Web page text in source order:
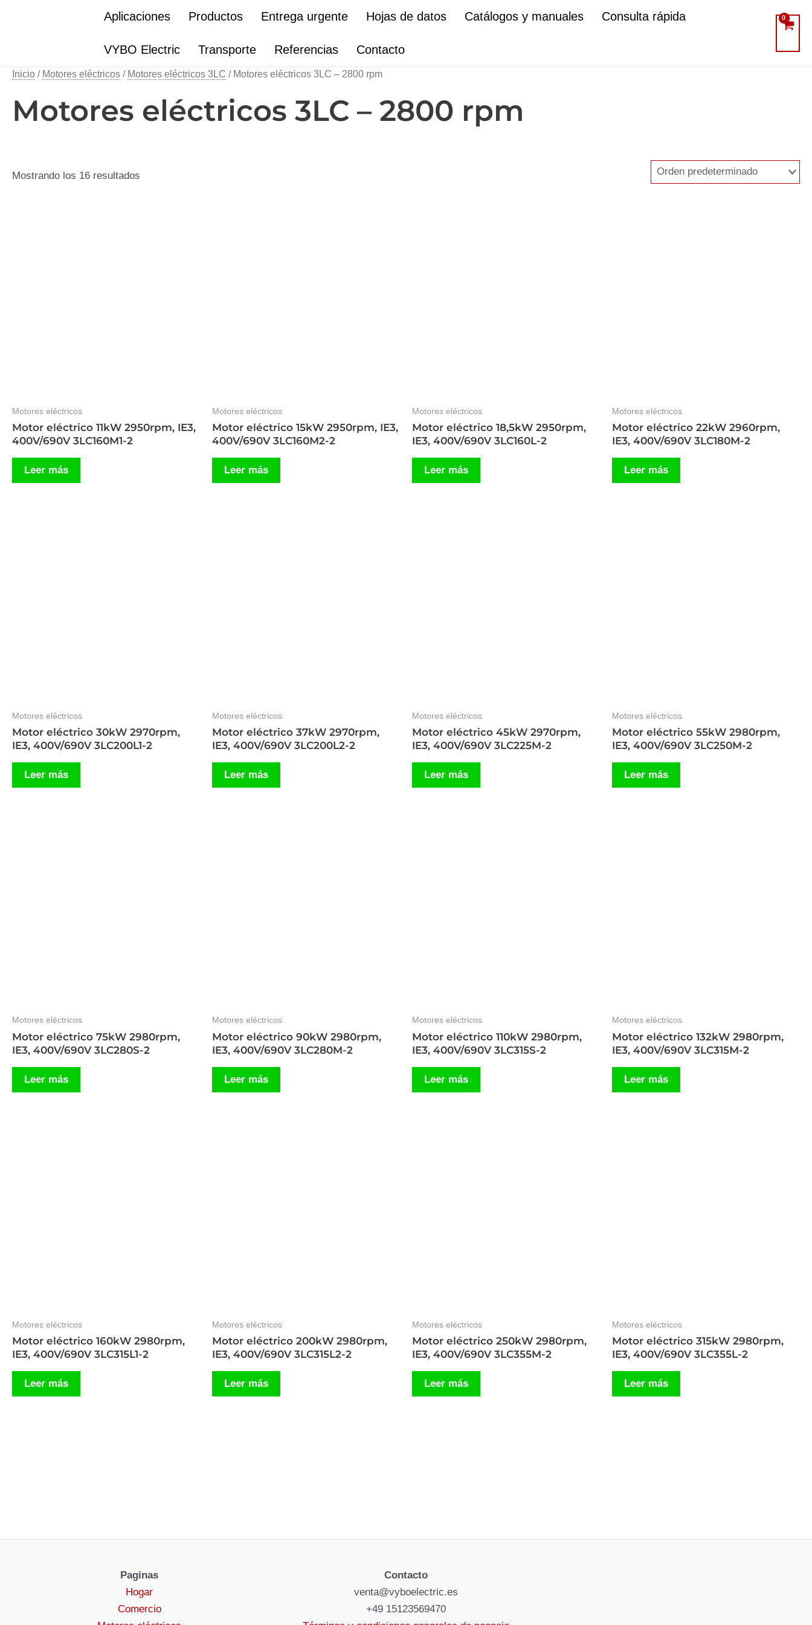
Aplicaciones Productos Entrega urgente Hojas de datos Catálogos y manuales Consulta rápida
VYBO Electric Transporte Referencias Contacto
Inicio / Motores eléctricos / Motores eléctricos 3LC / Motores eléctricos 3LC – 2800 rpm
Motores eléctricos 3LC – 2800 rpm
Mostrando los 16 resultados
Motores eléctricos
Motor eléctrico 11kW 2950rpm, IE3,
400V/690V 3LC160M1-2
Leer más
Motores eléctricos
Motor eléctrico 15kW 2950rpm, IE3,
400V/690V 3LC160M2-2
Leer más
Motores eléctricos
Motor eléctrico 18,5kW 2950rpm,
IE3, 400V/690V 3LC160L-2
Leer más
Motores eléctricos
Motor eléctrico 22kW 2960rpm,
IE3, 400V/690V 3LC180M-2
Leer más
Motores eléctricos
Motor eléctrico 30kW 2970rpm,
IE3, 400V/690V 3LC200L1-2
Leer más
Motores eléctricos
Motor eléctrico 37kW 2970rpm,
IE3, 400V/690V 3LC200L2-2
Leer más
Motores eléctricos
Motor eléctrico 45kW 2970rpm,
IE3, 400V/690V 3LC225M-2
Leer más
Motores eléctricos
Motor eléctrico 55kW 2980rpm,
IE3, 400V/690V 3LC250M-2
Leer más
Motores eléctricos
Motor eléctrico 75kW 2980rpm,
IE3, 400V/690V 3LC280S-2
Leer más
Motores eléctricos
Motor eléctrico 90kW 2980rpm,
IE3, 400V/690V 3LC280M-2
Leer más
Motores eléctricos
Motor eléctrico 110kW 2980rpm,
IE3, 400V/690V 3LC315S-2
Leer más
Motores eléctricos
Motor eléctrico 132kW 2980rpm,
IE3, 400V/690V 3LC315M-2
Leer más
Motores eléctricos
Motor eléctrico 160kW 2980rpm,
IE3, 400V/690V 3LC315L1-2
Leer más
Motores eléctricos
Motor eléctrico 200kW 2980rpm,
IE3, 400V/690V 3LC315L2-2
Leer más
Motores eléctricos
Motor eléctrico 250kW 2980rpm,
IE3, 400V/690V 3LC355M-2
Leer más
Motores eléctricos
Motor eléctrico 315kW 2980rpm,
IE3, 400V/690V 3LC355L-2
Leer más
Paginas
Hogar
Comercio
Contacto
venta@vyboelectric.es
+49 15123569470